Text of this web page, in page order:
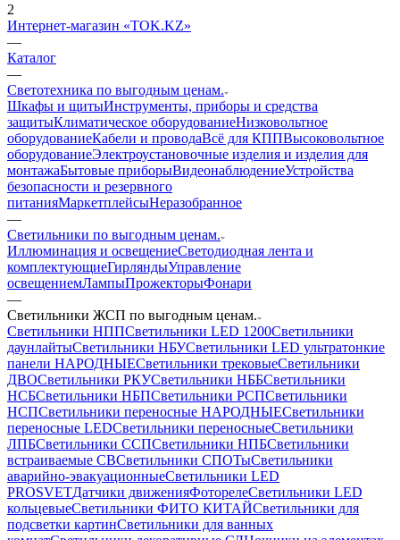
2
Интернет-магазин «TOK.KZ»
—
Каталог
—
Светотехника по выгодным ценам.
Шкафы и щитыИнструменты, приборы и средства
защитыКлиматическое оборудованиеНизковольтное
оборудованиеКабели и проводаВсё для КППВысоковольтное
оборудованиеЭлектроустановочные изделия и изделия для
монтажаБытовые приборыВидеонаблюдениеУстройства
безопасности и резервного
питанияМаркетплейсыНеразобранное
—
Светильники по выгодным ценам.
Иллюминация и освещениеСветодиодная лента и
комплектующиеГирляндыУправление
освещениемЛампыПрожекторыФонари
—
Светильники ЖСП по выгодным ценам.
Светильники НППСветильники LED 1200Светильники
даунлайтыСветильники НБУСветильники LED ультратонкие
панели НАРОДНЫЕСветильники трековыеСветильники
ДВОСветильники РКУСветильники НББСветильники
НСБСветильники НБПСветильники РСПСветильники
НСПСветильники переносные НАРОДНЫЕСветильники
переносные LEDСветильники переносныеСветильники
ЛПБСветильники ССПСветильники НПБСветильники
встраиваемые СВСветильники СПОТыСветильники
аварийно-эвакуационныеСветильники LED
PROSVETДатчики движенияФоторелеСветильники LED
кольцевыеСветильники ФИТО КИТАЙСветильники для
подсветки картинСветильники для ванных